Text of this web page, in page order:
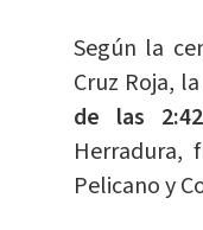
Según la
Cruz Roja,
de las
Herradura,
Pelicano y